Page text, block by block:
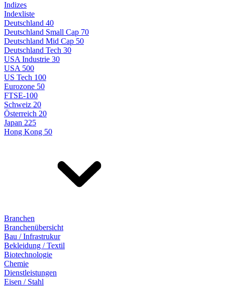
Indizes
Indexliste
Deutschland 40
Deutschland Small Cap 70
Deutschland Mid Cap 50
Deutschland Tech 30
USA Industrie 30
USA 500
US Tech 100
Eurozone 50
FTSE-100
Schweiz 20
Österreich 20
Japan 225
Hong Kong 50
Branchen
Branchenübersicht
Bau / Infrastrukur
Bekleidung / Textil
Biotechnologie
Chemie
Dienstleistungen
Eisen / Stahl